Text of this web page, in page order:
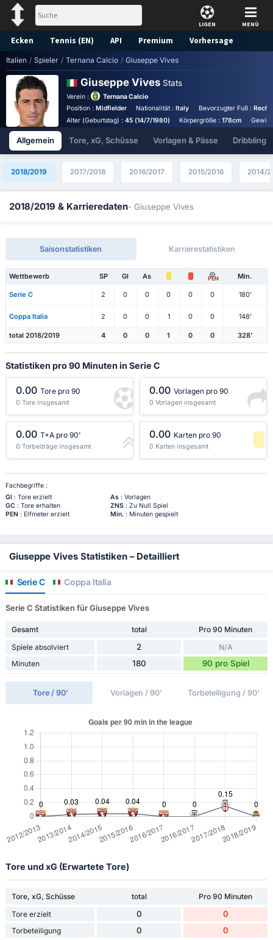
LIGEN MENÜ
Ecken Tennis (EN) API Premium Vorhersage
Italien / Spieler / Ternana Calcio / Giuseppe Vives
Giuseppe Vives Stats
Verein :
Ternana Calcio
Position : Midfielder Nationalität :Italy Bevorzugter Fuß :
Alter (Geburtstag) : 45 (14/7/1980) Körpergröße :178cm
Allgemein Tore, xG, Schüsse Vorlagen & Pässe Dribbling
2018/2019 2017/2018 2016/2017 2015/2016 2014/
2018/2019 & Karrieredaten- Giuseppe Vives
Saisonstatistiken Karrierestatistiken
Wettbewerb SP Gl As PEN Min.
Serie C 2 0 0 0 0 0 180'
Coppa Italia 2 0 0 1 0 0 148'
total 2018/2019 4 0 0 1 0 0 328'
Statistiken pro 90 Minuten in Serie C
0.00 Tore pro 90
0 Tore insgesamt
0.00 Vorlagen pro 90
0 Vorlagen insgesamt
0.00 T+A pro 90'
0 Torbeiträge insgesamt
0.00 Karten pro 90
0 Karten insgesamt
-1 Prozentbereich
Fachbegriffe :
Gl : Tore erzielt As: Vorlagen
GC : Tore erhalten ZNS: Zu Null Spiel
PEN : Elfmeter erzielt Min.: Minuten gespielt
Giuseppe Vives Statistiken – Detailliert
Serie C Coppa Italia
Serie C Statistiken für Giuseppe Vives
Gesamt total
Pro 90 Minuten
Spiele absolviert
2
N/A
Minuten
180 90 pro Spiel
Tore / 90' Vorlagen / 90' Torbeteiligung / 90'
Tore und xG (Erwartete Tore)
Tore, xG, Schüsse total
Pro 90 Minuten
Tore erzielt
0 0
Torbeteiligung 0 0